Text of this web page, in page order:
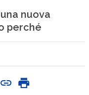
nuova
perché